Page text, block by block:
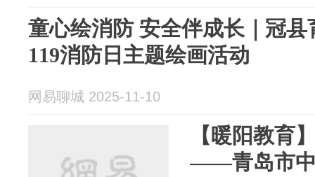
童心绘消防 安全伴成长｜冠县育才双语学校开展
119消防日主题绘画活动
网易聊城 2025-11-10
【暖阳教育
——青岛市中